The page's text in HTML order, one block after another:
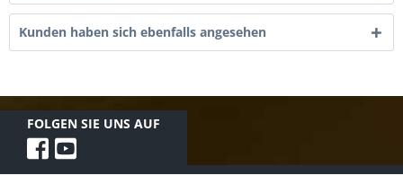
Kunden haben sich ebenfalls angesehen
FOLGEN SIE UNS AUF